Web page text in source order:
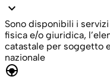
expand_more
Sono disponibili i
fisica e/o giuridica,
catastale per soggetto
nazionale
search_hands_free